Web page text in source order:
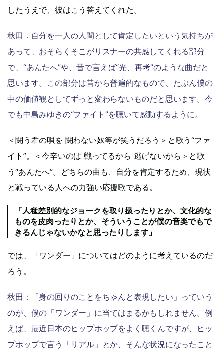
したうえで、彼はこう答えてくれた。
秋田：自分を一人の人間として肯定したいという気持ちが
あって、おそらくそこがリスナーの共感してくれる部分
で、“あんたへ”や、昔で言えば“光、再考”のような曲だと
思います。この部分は昔から普遍的なもので、たぶん僕の
中の価値観としてずっと変わらないものだと思います。今
でも中島みゆきの“ファイト”を聴いて感動するように。
＜闘う君の唄を 闘わない奴等が笑うだろう＞と歌う“ファ
イト”。＜今辛いのは 戦ってるから 逃げないから＞と歌
う“あんたへ”。どちらの曲も、自分を肯定するため、現状
と戦っている人への力強い応援歌である。
「人種差別的なジョークを取り扱ったりとか、文化的な
ものを皮肉ったりとか、そういうことが僕の音楽でもで
きるんじゃないかなと思ったりします」
では、「ワンダー」についてはどのように考えているのだ
ろう。
秋田：「身の回りのことをちゃんと表現したい」っていう
のが、僕の「ワンダー」に当てはまるかもしれません。例
えば、最近日本のヒップホップをよく聴くんですが、ヒッ
プホップで言う「リアル」とか、そんな状況になったこと